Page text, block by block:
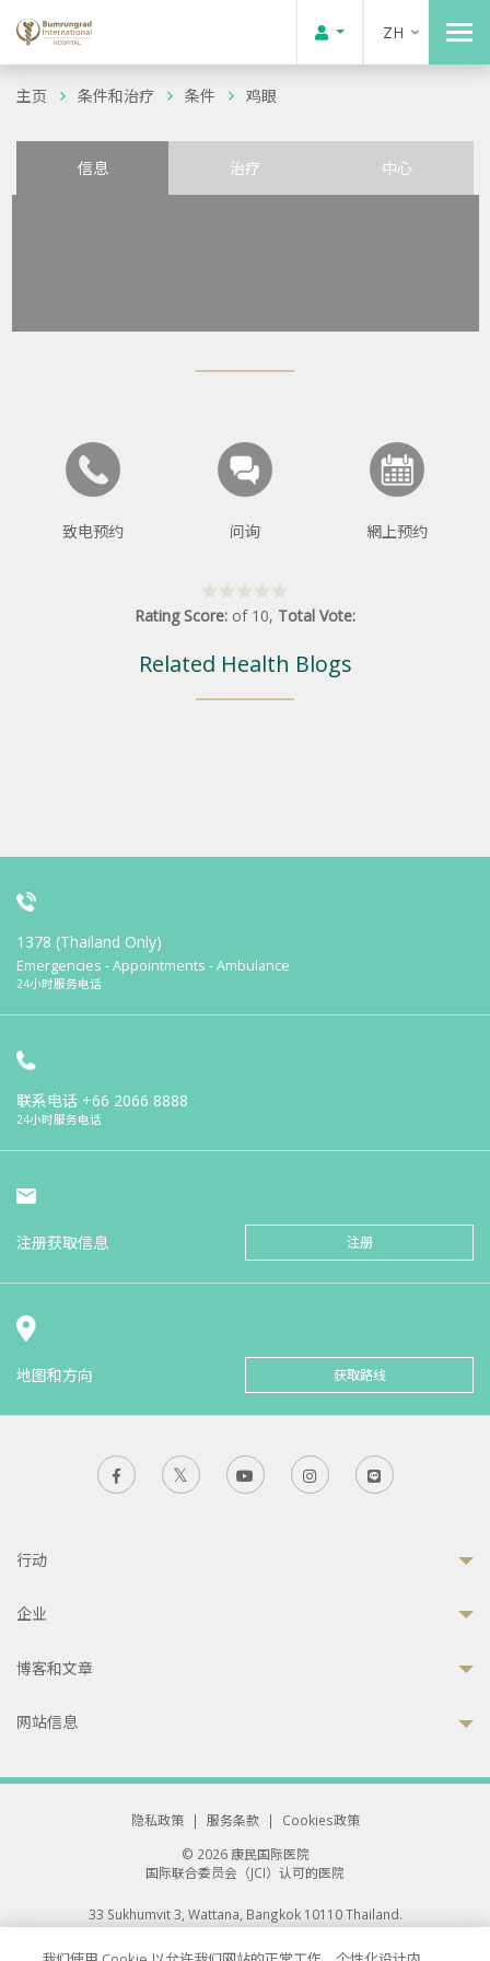
ZH
主页 条件和治疗 条件 鸡眼
信息 治疗 中心
致电预约 问询 網上预约
Rating Score: of 10, Total Vote:
Related Health Blogs
1378 (Thailand Only)
Emergencies - Appointments - Ambulance
24小时服务电话
联系电话 +66 2066 8888
24小时服务电话
注册获取信息 注册
地图和方向 获取路线
行动
企业
博客和文章
网站信息
隐私政策 | 服务条款 |
Cookies政策
© 2026 康民国际医院
国际联合委员会（JCI）认可的医院
33 Sukhumvit 3, Wattana, Bangkok 10110 Thailand.
All rights reserved.